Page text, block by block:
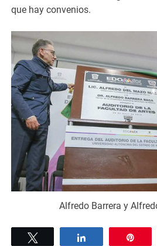
que hay convenios.
Alfredo Barrera y